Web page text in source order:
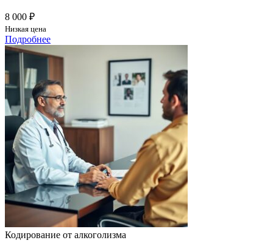
8 000 ₽
Низкая цена
Подробнее
Кодирование от алкоголизма